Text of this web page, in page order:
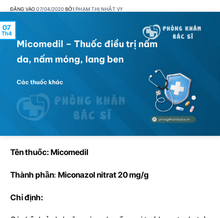
ĐĂNG VÀO07/04/2020 BỞI PHẠM THỊ NHẬT VY
07
Th4
Tên thuốc: Micomedil
Thành phần: Miconazol nitrat 20 mg/g
Chỉđịnh: